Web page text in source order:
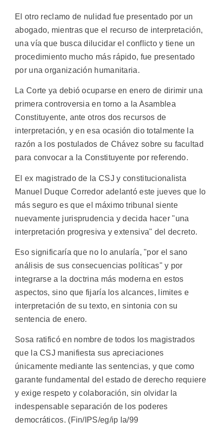
El otro reclamo de nulidad fue presentado por un
abogado, mientras que el recurso de interpretación,
una vía que busca dilucidar el conflicto y tiene un
procedimiento mucho más rápido, fue presentado
por una organización humanitaria.
La Corte ya debió ocuparse en enero de dirimir una
primera controversia en torno a la Asamblea
Constituyente, ante otros dos recursos de
interpretación, y en esa ocasión dio totalmente la
razón a los postulados de Chávez sobre su facultad
para convocar a la Constituyente por referendo.
El ex magistrado de la CSJ y constitucionalista
Manuel Duque Corredor adelantó este jueves que lo
más seguro es que el máximo tribunal siente
nuevamente jurisprudencia y decida hacer "una
interpretación progresiva y extensiva" del decreto.
Eso significaría que no lo anularía, "por el sano
análisis de sus consecuencias políticas" y por
integrarse a la doctrina más moderna en estos
aspectos, sino que fijaría los alcances, limites e
interpretación de su texto, en sintonia con su
sentencia de enero.
Sosa ratificó en nombre de todos los magistrados
que la CSJ manifiesta sus apreciaciones
únicamente mediante las sentencias, y que como
garante fundamental del estado de derecho requiere
y exige respeto y colaboración, sin olvidar la
indespensable separación de los poderes
democráticos. (Fin/IPS/eg/ip la/99